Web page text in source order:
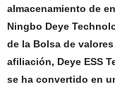
almacenamiento de
Ningbo Deye
de la Bolsa de
afiliación, Deye ESS
se ha convertido en